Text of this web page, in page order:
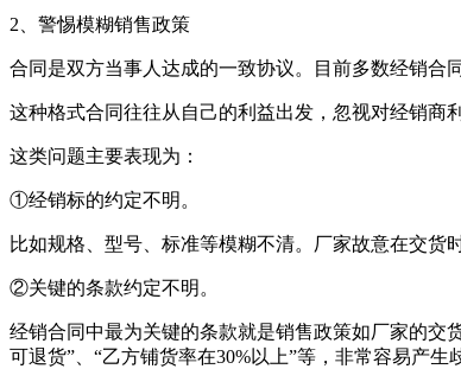
2、警惕模糊销售政策
合同是双方当事人达成的一致协议。目前多数经销合
这种格式合同往往从自己的利益出发，忽视对经销商
这类问题主要表现为：
①经销标的约定不明。
比如规格、型号、标准等模糊不清。厂家故意在交货
②关键的条款约定不明。
经销合同中最为关键的条款就是销售政策如厂家的交
可退货”、“乙方铺货率在30%以上”等，非常容易产生